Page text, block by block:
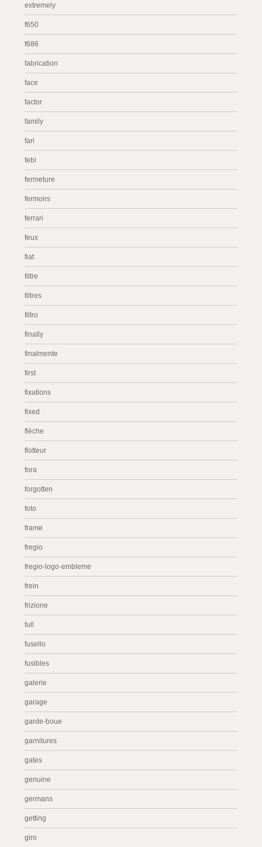
extremely
f650
f686
fabrication
face
factor
family
fari
febi
fermeture
fermoirs
ferrari
feux
fiat
filtre
filtres
filtro
finally
finalmente
first
fixations
fixed
flèche
flotteur
fora
forgotten
foto
frame
fregio
fregio-logo-embleme
frein
frizione
full
fusello
fusibles
galerie
garage
garde-boue
garnitures
gates
genuine
germans
getting
giro